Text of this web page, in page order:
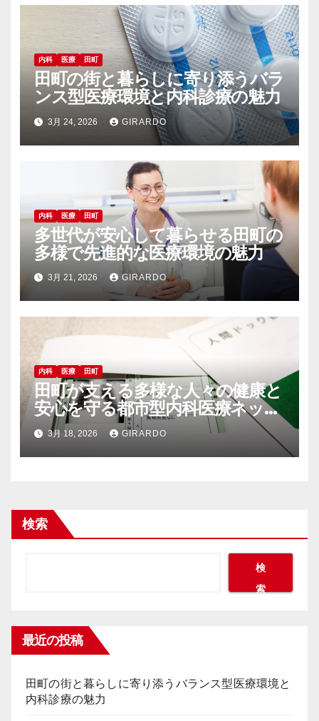
内科 医療 田町
田町の街と暮らしに寄り添うバラ
ンス型医療環境と内科診療の魅力
3月 24, 2026 GIRARDO
内科 医療 田町
多世代が安心して暮らせる田町の
多様で先進的な医療環境の魅力
3月 21, 2026 GIRARDO
内科 医療 田町
田町が支える多様な人々の健康と
安心を守る都市型内科医療ネット
ワーク
3月 18, 2026 GIRARDO
検索
検
索
最近の投稿
田町の街と暮らしに寄り添うバランス型医療環境と
内科診療の魅力